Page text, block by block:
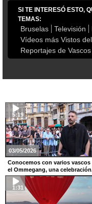
SI TE INTERESÓ ESTO,
TEMAS:
Bruselas Televisión
Vídeos más Vistos
Reportajes de
03/05/2026
5:19
Conocemos con varios vascos
el Ommegang, una
1:31